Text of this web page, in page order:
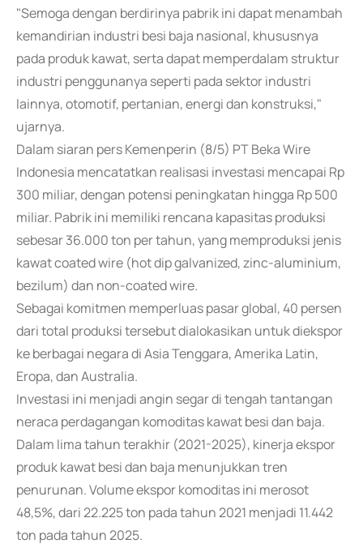
"Semoga dengan berdirinya pabrik ini dapat menambah
kemandirian industri besi baja nasional, khususnya
pada produk kawat, serta dapat memperdalam struktur
industri penggunanya seperti pada sektor industri
lainnya, otomotif, pertanian, energi dan konstruksi,"
ujarnya.
Dalam siaran pers Kemenperin (8/5) PT Beka Wire
Indonesia mencatatkan realisasi investasi mencapai Rp
300 miliar, dengan potensi peningkatan hingga Rp 500
miliar. Pabrik ini memiliki rencana kapasitas produksi
sebesar 36.000 ton per tahun, yang memproduksi jenis
kawat coated wire (hot dip galvanized, zinc-aluminium,
bezilum) dan non-coated wire.
Sebagai komitmen memperluas pasar global, 40 persen
dari total produksi tersebut dialokasikan untuk diekspor
ke berbagai negara di Asia Tenggara, Amerika Latin,
Eropa, dan Australia.
Investasi ini menjadi angin segar di tengah tantangan
neraca perdagangan komoditas kawat besi dan baja.
Dalam lima tahun terakhir (2021-2025), kinerja ekspor
produk kawat besi dan baja menunjukkan tren
penurunan. Volume ekspor komoditas ini merosot
48,5%, dari 22.225 ton pada tahun 2021 menjadi 11.442
ton pada tahun 2025.